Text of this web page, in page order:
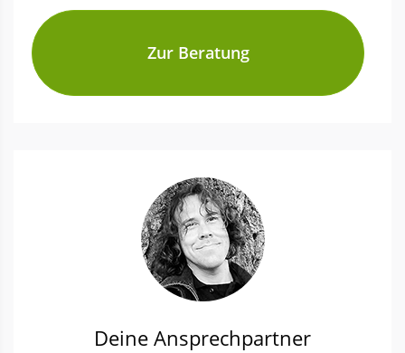
Zur Beratung
Deine Ansprechpartner